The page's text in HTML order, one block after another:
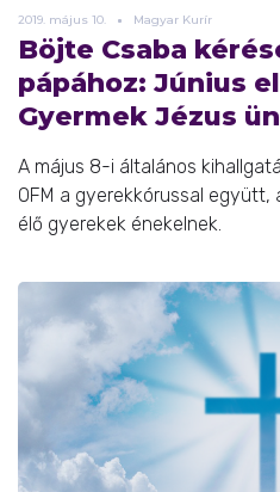
2019. május 10. Magyar Kurír
Böjte Csaba
pápához: Június
Gyermek Jézus
A május 8-i általános
OFM a gyerekkórussal
élő gyerekek énekelnek.